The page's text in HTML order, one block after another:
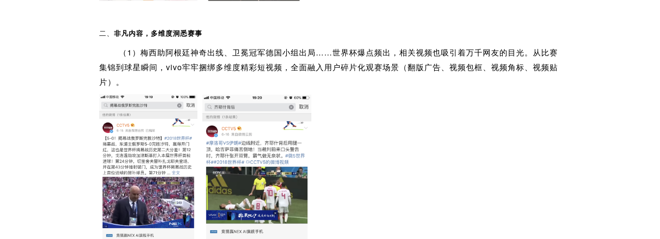
二、 非凡内容，多维度洞悉赛事
（1）梅西助阿根廷神奇出线、卫冕冠军德国小组出局……世界杯爆点频出，相关视频也吸引着万千网友的目光。从比赛
集锦到球星瞬间，vivo牢牢捆绑多维度精彩短视频，全面融入用户碎片化观赛场景（翻版广告、视频包框、视频角标、视频贴
片）。